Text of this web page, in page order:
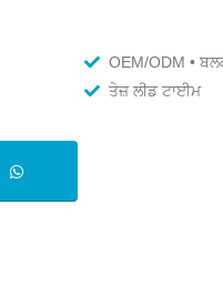
OEM/ODM •
ਤੇਜ਼ ਲੀਡ ਟਾਈਮ